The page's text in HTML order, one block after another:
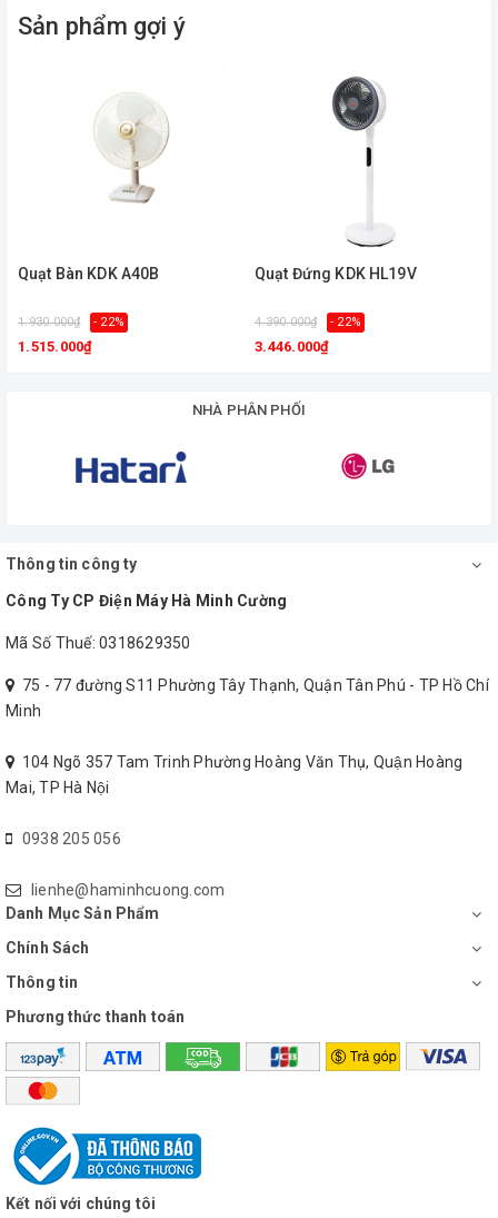
Công suất: 36 – 44W (mức thấp), 47.5 – 54.5W (mức cao)
Số vòng quay: 818 – 999 vòng/phút (mức thấp), 1,093 – 1,336
vòng/phút (mức cao)
Vận tốc gió: 250 – 820 m/phút
Quạt P41U là sự kết hợp giữa thiết kế tinh tế, độ bền cao và hiệu
quả làm mát mạnh mẽ, đáp ứng nhu cầu sử dụng trong gia đình
cũng như văn phòng.
Sản phẩm gợi ý
Quạt Bàn KDK A40B
1.930.000₫ - 22%
1.515.000₫
Quạt Đứng KDK HL19V
4.390.000₫ - 22%
3.446.000₫
NHÀ PHÂN PHỐI
Thông tin công ty
Công Ty CP Điện Máy Hà Minh Cường
Mã Số Thuế: 0318629350
75 - 77 đường S11 Phường Tây Thạnh, Quận Tân Phú - TP Hồ Chí
Minh
104 Ngõ 357 Tam Trinh Phường Hoàng Văn Thụ, Quận Hoàng
Mai, TP Hà Nội
0938 205 056
lienhe@haminhcuong.com
Danh Mục Sản Phẩm
Chính Sách
Thông tin
Phương thức thanh toán
Kết nối với chúng tôi